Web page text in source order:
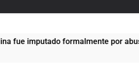
formalmente por abuso sexual